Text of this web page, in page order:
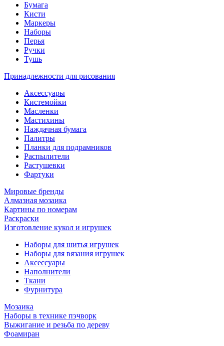
Бумага
Кисти
Маркеры
Наборы
Перья
Ручки
Тушь
Принадлежности для рисования
Аксессуары
Кистемойки
Масленки
Мастихины
Наждачная бумага
Палитры
Планки для подрамников
Распылители
Растушевки
Фартуки
Мировые бренды
Алмазная мозаика
Картины по номерам
Раскраски
Изготовление кукол и игрушек
Наборы для шитья игрушек
Наборы для вязания игрушек
Аксессуары
Наполнители
Ткани
Фурнитура
Мозаика
Наборы в технике пэчворк
Выжигание и резьба по дереву
Фоамиран